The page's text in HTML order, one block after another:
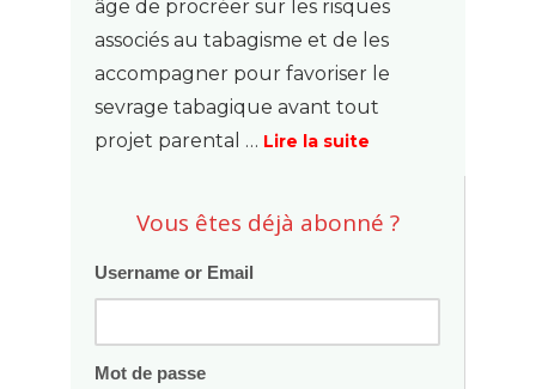
âge de procréer sur les risques
associés au tabagisme et de les
accompagner pour favoriser le
sevrage tabagique avant tout
projet parental … Lire la suite
Vous êtes déjà abonné ?
Username or Email
Mot de passe